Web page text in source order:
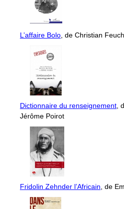
L’affaire Bolo , de Christian
Dictionnaire du renseignement ,
Jérôme Poirot
Fridolin Zehnder l’Africain , de